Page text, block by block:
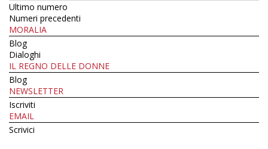
Ultimo numero
Numeri precedenti
MORALIA
Blog
Dialoghi
IL REGNO DELLE DONNE
Blog
NEWSLETTER
Iscriviti
EMAIL
Scrivici